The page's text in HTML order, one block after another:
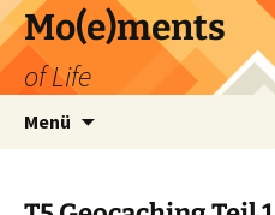
Zum
Inhalt
springen
Mo(e)ments
of Life
Menü